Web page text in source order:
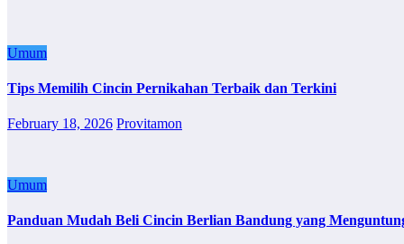
Umum
Tips Memilih Cincin Pernikahan Terbaik dan Terkini
February 18, 2026 Provitamon
Umum
Panduan Mudah Beli Cincin Berlian Bandung yang